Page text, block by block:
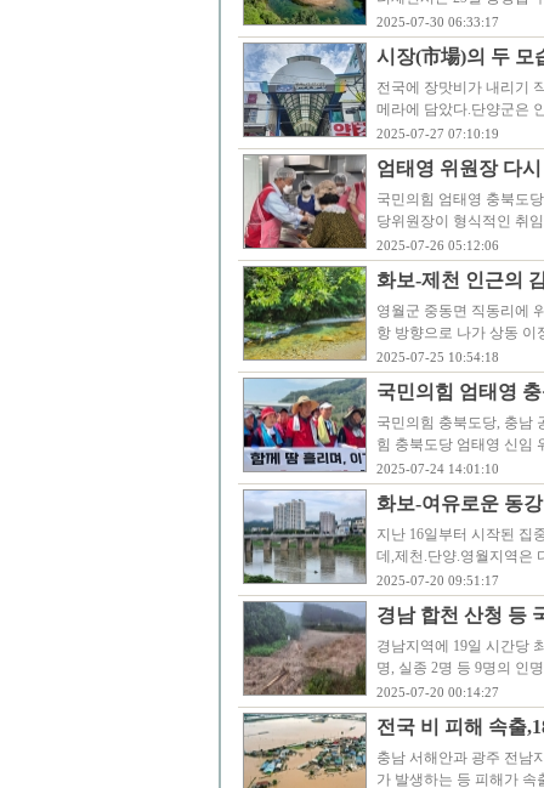
2025-07-30 06:33:17
시장(市場)의 두
전국에 장맛비가 내리기
메라에 담았다.단양군은
2025-07-27 07:10:19
엄태영 위원장 다
국민의힘 엄태영 충북도
당위원장이 형식적인 취
2025-07-26 05:12:06
화보-제천 인근의
영월군 중동면 직동리에
항 방향으로 나가 상동
2025-07-25 10:54:18
국민의힘 엄태영
국민의힘 충북도당, 충남
힘 충북도당 엄태영 신임
2025-07-24 14:01:10
화보-여유로운 동
지난 16일부터 시작된 집
데,제천.단양.영월지역은
2025-07-20 09:51:17
경남 합천 산청 등
경남지역에 19일 시간당
명, 실종 2명 등 9명의 인
2025-07-20 00:14:27
전국 비 피해 속출
충남 서해안과 광주 전남
가 발생하는 등 피해가